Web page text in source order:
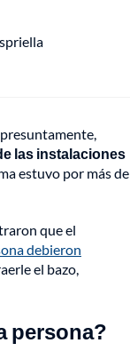
las instalaciones
estuvo por más de
que el
debieron
el bazo,
persona?